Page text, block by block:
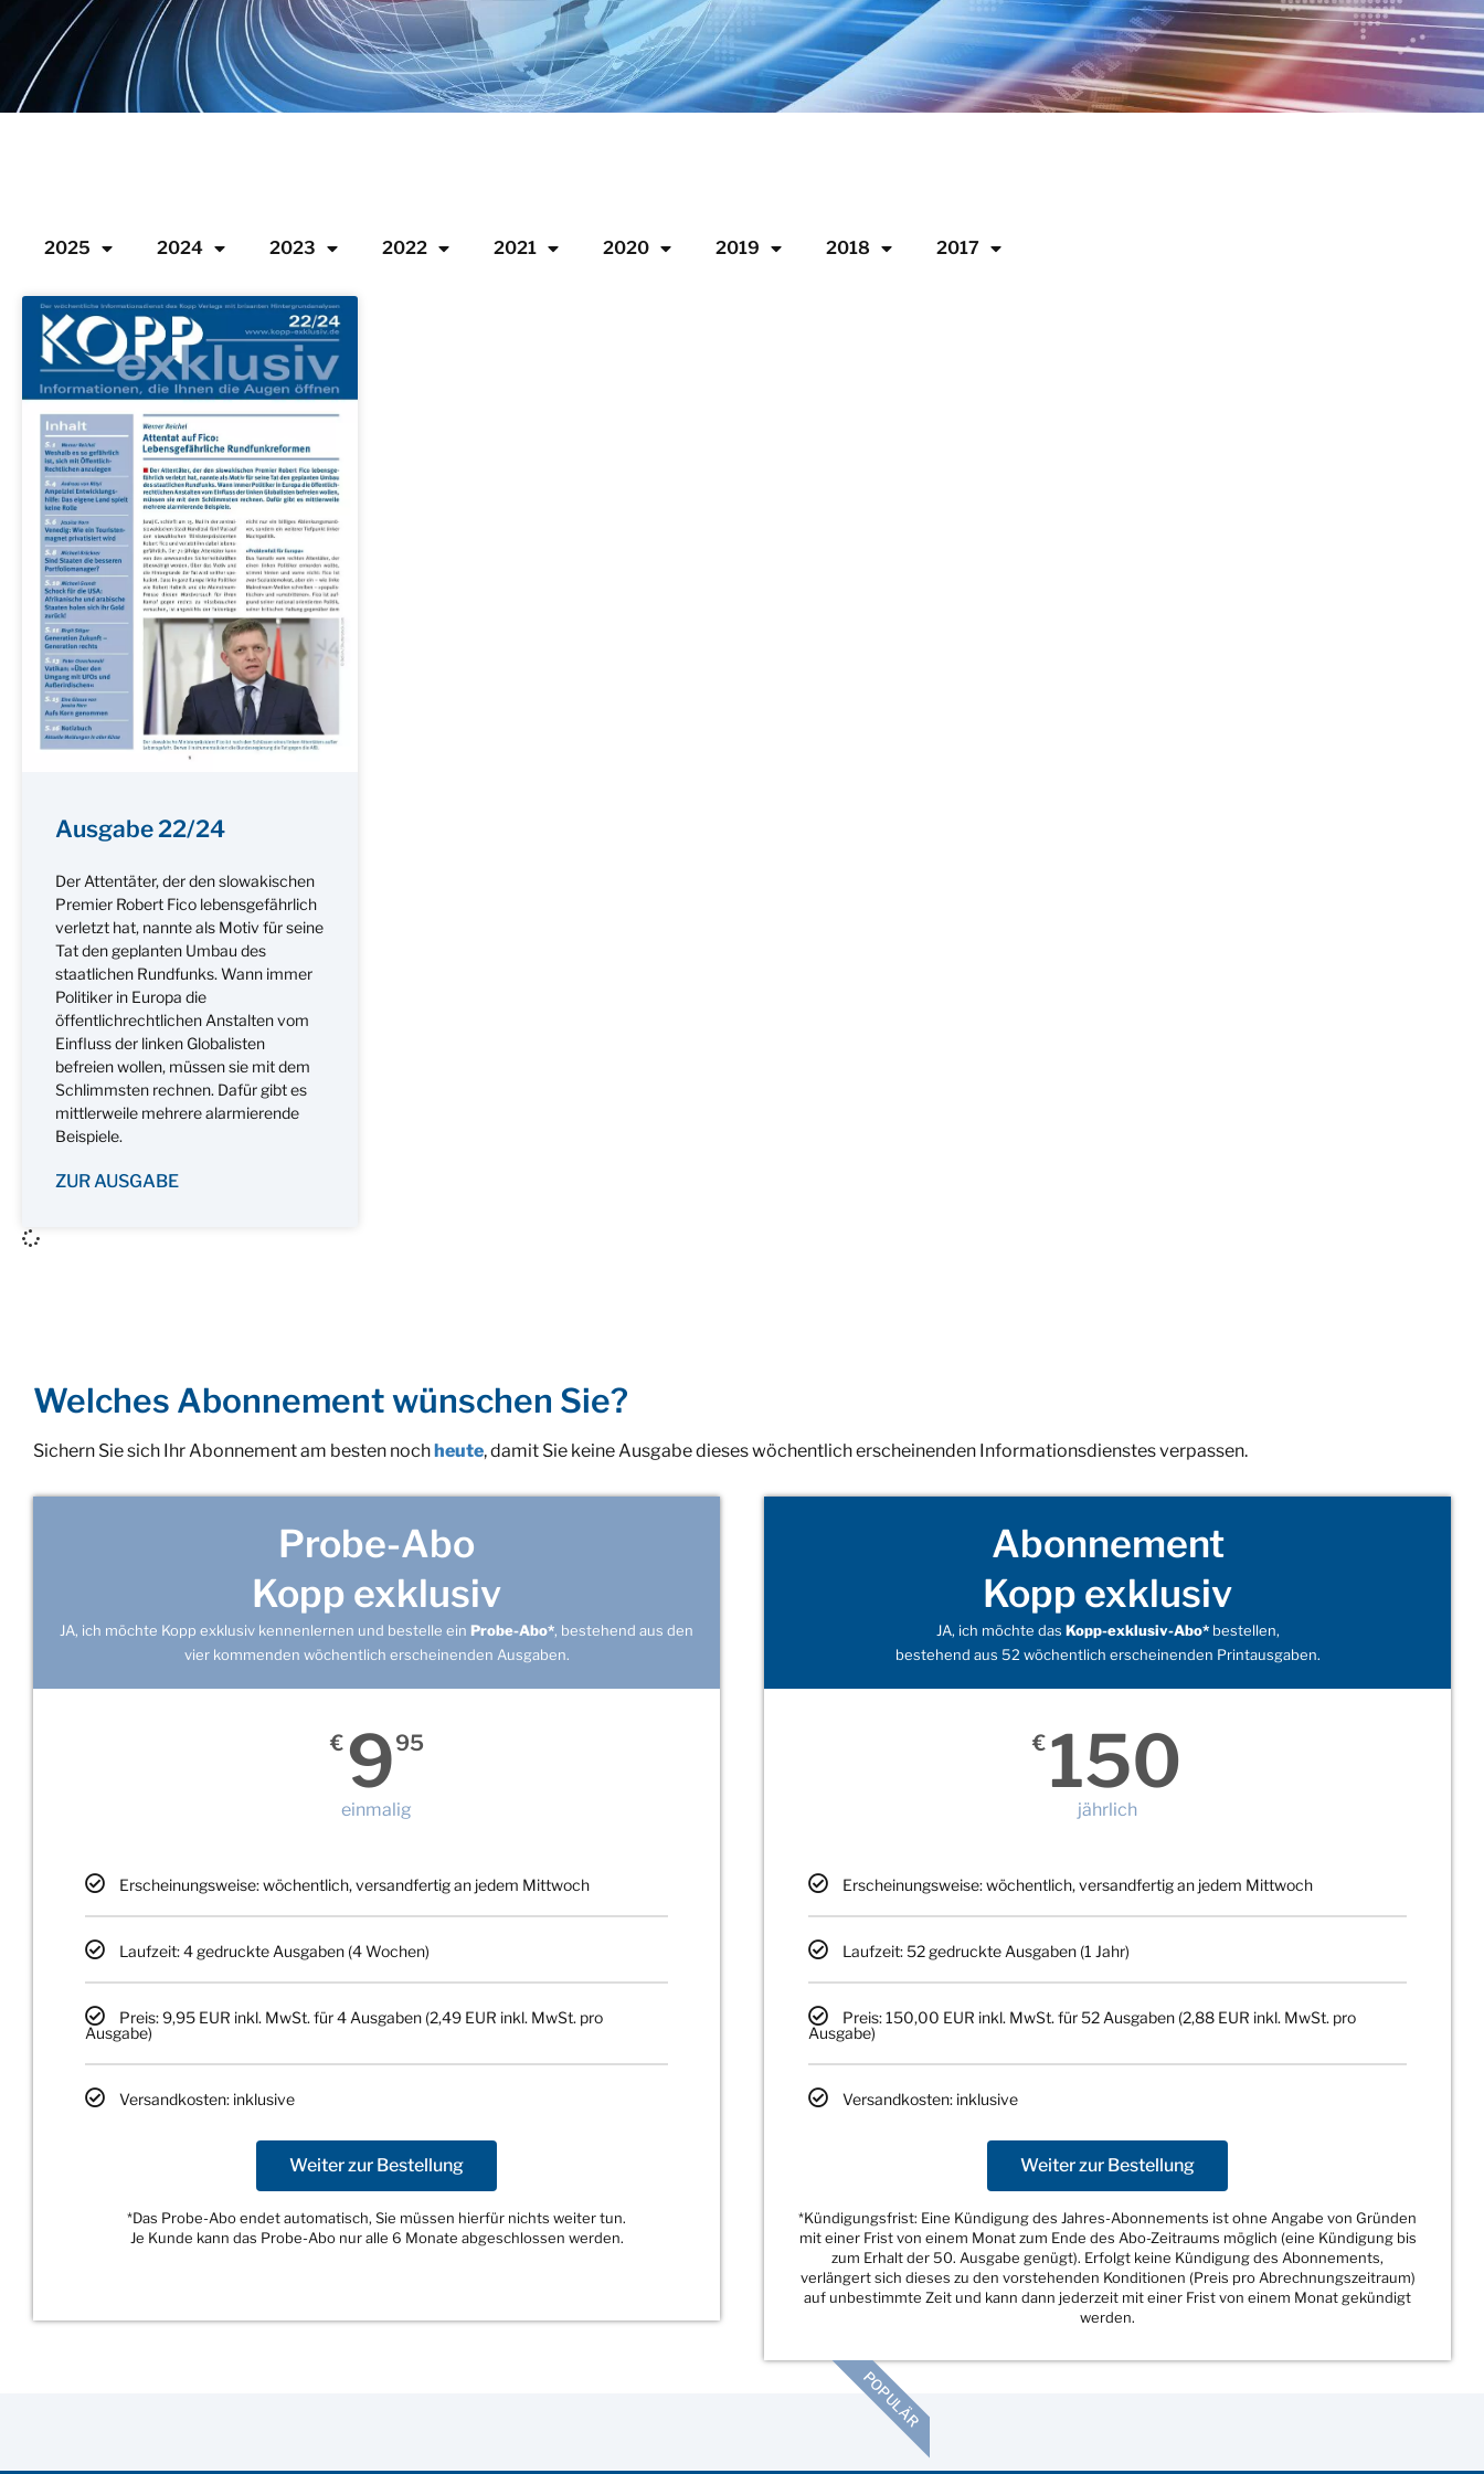
2025 2024 2023 2022 2021 2020 2019 2018 2017
Ausgabe 22/24
Der Attentäter, der den slowakischen
Premier Robert Fico lebensgefährlich
verletzt hat, nannte als Motiv für seine
Tat den geplanten Umbau des
staatlichen Rundfunks. Wann immer
Politiker in Europa die
öffentlichrechtlichen Anstalten vom
Einfluss der linken Globalisten
befreien wollen, müssen sie mit dem
Schlimmsten rechnen. Dafür gibt es
mittlerweile mehrere alarmierende
Beispiele.
ZUR AUSGABE
Welches Abonnement wünschen Sie?
Sichern Sie sich Ihr Abonnement am besten nochheute, damit Sie keine Ausgabe dieses wöchentlich erscheinenden Informationsdienstes verpassen.
Probe-Abo
Kopp exklusiv
JA, ich möchte Kopp exklusiv kennenlernen und bestelle ein Probe-Abo*, bestehend aus den
vier kommenden wöchentlich erscheinenden Ausgaben.
€ 995
einmalig
Erscheinungsweise: wöchentlich, versandfertig an jedem Mittwoch
Laufzeit: 4 gedruckte Ausgaben (4 Wochen)
Preis: 9,95 EUR inkl. MwSt. für 4 Ausgaben (2,49 EUR inkl. MwSt. pro
Ausgabe)
Versandkosten: inklusive
Weiter zur Bestellung
*Das Probe-Abo endet automatisch, Sie müssen hierfür nichts weiter tun.
Je Kunde kann das Probe-Abo nur alle 6 Monate abgeschlossen werden.
Abonnement
Kopp exklusiv
JA, ich möchte das Kopp-exklusiv-Abo*bestellen,
bestehend aus 52 wöchentlich erscheinenden Printausgaben.
€ 150
jährlich
Erscheinungsweise: wöchentlich, versandfertig an jedem Mittwoch
Laufzeit: 52 gedruckte Ausgaben (1 Jahr)
Preis: 150,00 EUR inkl. MwSt. für 52 Ausgaben (2,88 EUR inkl. MwSt. pro
Ausgabe)
Versandkosten: inklusive
Weiter zur Bestellung
*Kündigungsfrist: Eine Kündigung des Jahres-Abonnements ist ohne Angabe von Gründen
mit einer Frist von einem Monat zum Ende des Abo-Zeitraums möglich (eine Kündigung bis
zum Erhalt der 50. Ausgabe genügt). Erfolgt keine Kündigung des Abonnements,
verlängert sich dieses zu den vorstehenden Konditionen (Preis pro Abrechnungszeitraum)
auf unbestimmte Zeit und kann dann jederzeit mit einer Frist von einem Monat gekündigt
werden.
POPULÄR